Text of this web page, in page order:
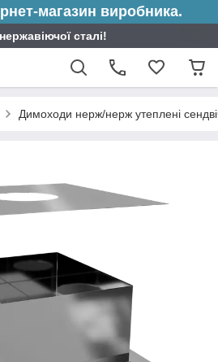
магазин виробника.
сталі!
Димоходи нерж/нерж утеплені